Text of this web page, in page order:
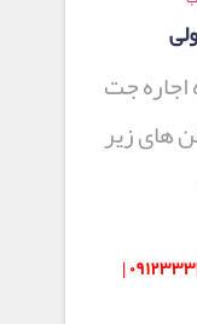
جت
های زیر
۷۷۳۳۳۱۰۷ | ۷۶۷۸۰۵۳۶ | ۰۹۱۲۳۳۳۳۴۱۷ |